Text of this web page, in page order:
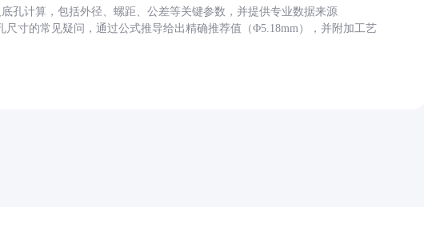
孔计算，包括外径、螺距、公差等关键参数，并提供专业数据来源
尺寸的常见疑问，通过公式推导给出精确推荐值（Φ5.18mm），并附加工艺